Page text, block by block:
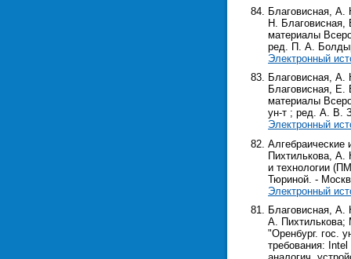
Благовисная, А.
Н. Благовисная,
материалы
ред. П. А.
Электронный
Благовисная, А.
Благовисная, Е.
материалы
ун-т ; ред. А. В.
Электронный
Пихтилькова,
и технологии
Тюриной. -
Электронный
Благовисная,
А. Пихтилькова;
"Оренбург. гос.
требования: